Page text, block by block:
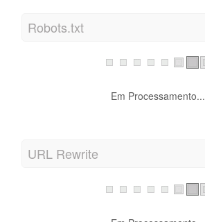
Robots.txt
Em Processamento...
URL Rewrite